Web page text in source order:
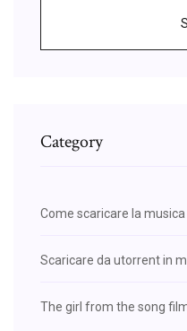
Category
Come scaricare la
Scaricare da utorrent in
The girl from the song